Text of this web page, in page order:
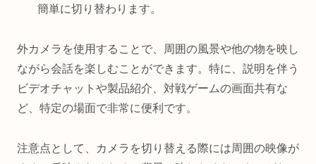
簡単に切り替わります。
外カメラを使用することで、周囲の風景や他の物を映し
ながら会話を楽しむことができます。特に、説明を伴う
ビデオチャットや製品紹介、対戦ゲームの画面共有な
ど、特定の場面で非常に便利です。
注意点として、カメラを切り替える際には周囲の映像が